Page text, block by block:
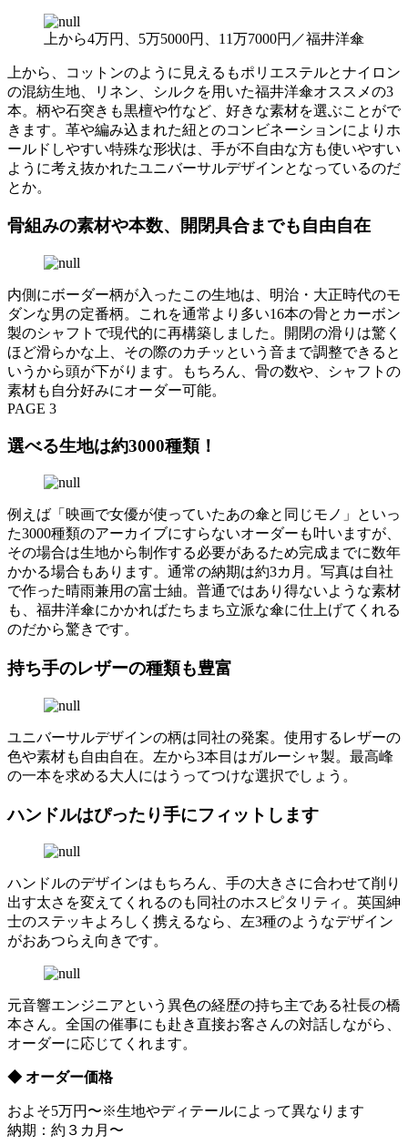
上から4万円、5万5000円、11万7000円／福井洋傘
上から、コットンのように見えるもポリエステルとナイロン
の混紡生地、リネン、シルクを用いた福井洋傘オススメの3
本。柄や石突きも黒檀や竹など、好きな素材を選ぶことがで
きます。革や編み込まれた紐とのコンビネーションによりホ
ールドしやすい特殊な形状は、手が不自由な方も使いやすい
ように考え抜かれたユニバーサルデザインとなっているのだ
とか。
骨組みの素材や本数、開閉具合までも自由自在
内側にボーダー柄が入ったこの生地は、明治・大正時代のモ
ダンな男の定番柄。これを通常より多い16本の骨とカーボン
製のシャフトで現代的に再構築しました。開閉の滑りは驚く
ほど滑らかな上、その際のカチッという音まで調整できると
いうから頭が下がります。もちろん、骨の数や、シャフトの
素材も自分好みにオーダー可能。
PAGE 3
選べる生地は約3000種類！
例えば「映画で女優が使っていたあの傘と同じモノ」といっ
た3000種類のアーカイブにすらないオーダーも叶いますが、
その場合は生地から制作する必要があるため完成までに数年
かかる場合もあります。通常の納期は約3カ月。写真は自社
で作った晴雨兼用の富士紬。普通ではあり得ないような素材
も、福井洋傘にかかればたちまち立派な傘に仕上げてくれる
のだから驚きです。
持ち手のレザーの種類も豊富
ユニバーサルデザインの柄は同社の発案。使用するレザーの
色や素材も自由自在。左から3本目はガルーシャ製。最高峰
の一本を求める大人にはうってつけな選択でしょう。
ハンドルはぴったり手にフィットします
ハンドルのデザインはもちろん、手の大きさに合わせて削り
出す太さを変えてくれるのも同社のホスピタリティ。英国紳
士のステッキよろしく携えるなら、左3種のようなデザイン
がおあつらえ向きです。
元音響エンジニアという異色の経歴の持ち主である社長の橋
本さん。全国の催事にも赴き直接お客さんの対話しながら、
オーダーに応じてくれます。
◆ オーダー価格
およそ5万円〜※生地やディテールによって異なります
納期：約３カ月〜